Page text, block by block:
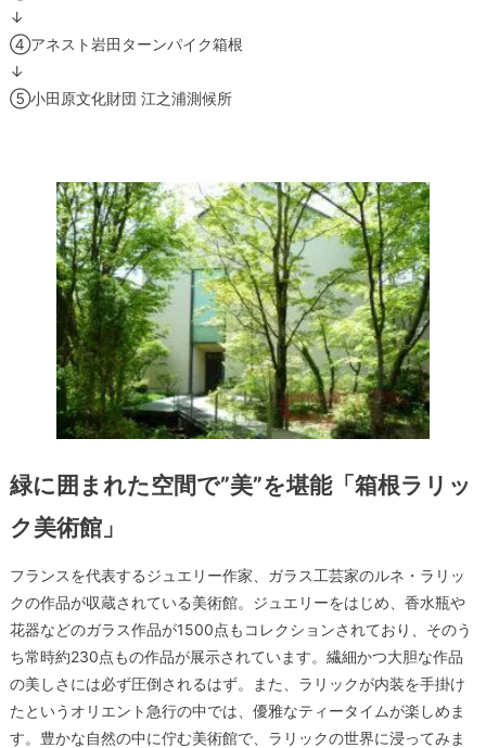
↓
④アネスト岩田ターンパイク箱根
↓
⑤小田原文化財団 江之浦測候所
緑に囲まれた空間で”美”を堪能「箱根ラリッ
ク美術館」
フランスを代表するジュエリー作家、ガラス工芸家のルネ・ラリッ
クの作品が収蔵されている美術館。ジュエリーをはじめ、香水瓶や
花器などのガラス作品が1500点もコレクションされており、そのう
ち常時約230点もの作品が展示されています。繊細かつ大胆な作品
の美しさには必ず圧倒されるはず。また、ラリックが内装を手掛け
たというオリエント急行の中では、優雅なティータイムが楽しめま
す。豊かな自然の中に佇む美術館で、ラリックの世界に浸ってみま